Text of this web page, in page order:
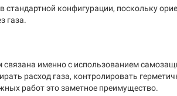
стандартной конфигурации, поскольку
газа.
именно с использованием
расход газа, контролировать
работ это заметное преимущество.